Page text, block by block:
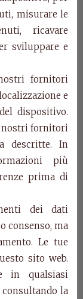
misurare le
ricavare
sviluppare e
fornitori
e
dispositivo.
nostri fornitori
descritte. In
più
prima di
dei dati
consenso, ma
Le tue
sito web.
in qualsiasi
la